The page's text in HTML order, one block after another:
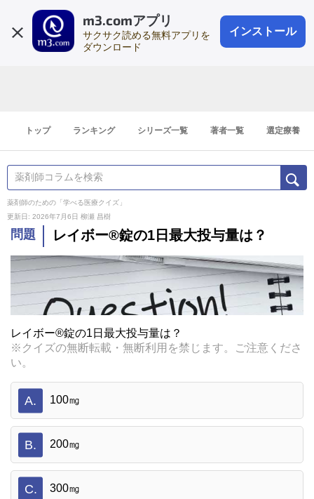
m3.comアプリ
サクサク読める無料アプリを
ダウンロード
インストール
会員登録
登録1分
トップ ランキング シリーズ一覧 著者一覧 選定療養
薬剤師のための「学べる医療クイズ」
更新日: 2026年7月6日 柳瀬 昌樹
問題 レイボー®錠の1日最大投与量は？
レイボー®錠の1日最大投与量は？
※クイズの無断転載・無断利用を禁じます。ご注意くださ
い。
A. 100㎎
B. 200㎎
C. 300㎎